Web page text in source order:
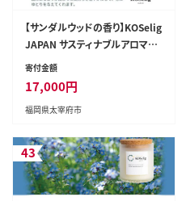
【サンダルウッドの香り】KOSelig
JAPAN サスティナブルアロマキ
ャンドル「日本酒瓶からできた地
物由来/オールハンドメイド」
寄付金額
17,000円
福岡県太宰府市
43